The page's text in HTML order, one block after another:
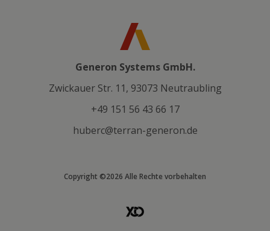
Generon Systems GmbH.
Zwickauer Str. 11, 93073 Neutraubling
+49 151 56 43 66 17
huberc@terran-generon.de
Copyright ©2026 Alle Rechte vorbehalten